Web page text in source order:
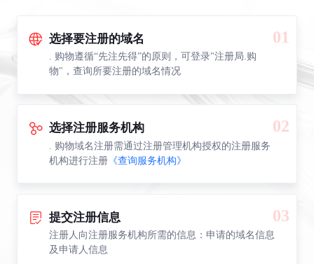
选择要注册的域名
. 购物遵循“先注先得”的原则，可登录"注册局.购
物"，查询所要注册的域名情况
01
选择注册服务机构
. 购物域名注册需通过注册管理机构授权的注册服务
机构进行注册 《查询服务机构》
02
提交注册信息
注册人向注册服务机构所需的信息：申请的域名信息
及申请人信息
03